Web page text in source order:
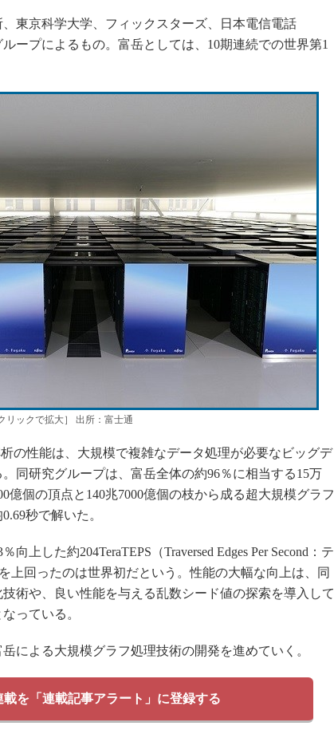
S＆OP
インダストリー4.0
製造業ビッグデータ
海外生産
グローバル設計・開発
制御セキュリティ
新型コロナへの対応
東京科学大学、フィックスターズ、日本電信電話
ープによるもの。富岳としては、10期連続での世界第1
リックで拡大］ 出所：富士通
の性能は、大規模で複雑なデータ処理が必要なビッグデ
同研究グループは、富岳全体の約96％に相当する15万
億個の頂点と140兆7000億個の枝から成る超大規模グラフ
秒で解いた。
上した約204TeraTEPS（Traversed Edges Per Second：テ
上回ったのは世界初だという。性能の大幅な向上は、同
術や、良い性能を与える乱数シード値の探索を導入して
っている。
による大規模グラフ処理技術の開発を進めていく。
載を「連載記事アラート」に登録する